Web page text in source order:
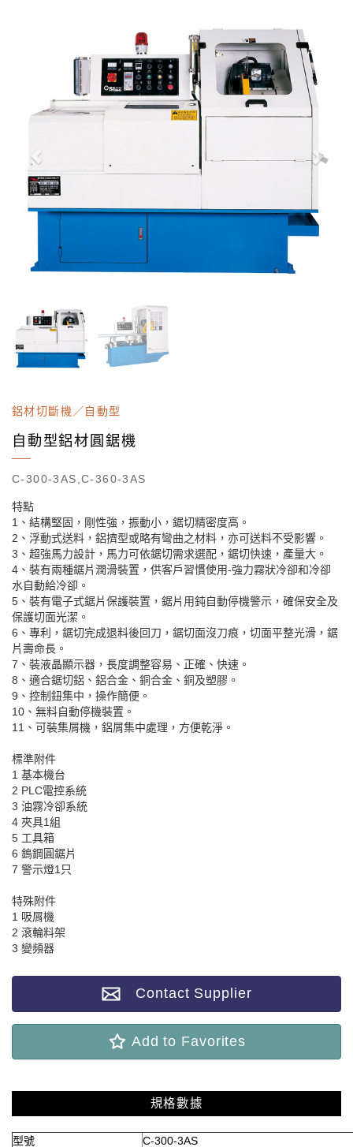
鋁材切斷機／自動型
自動型鋁材圓鋸機
C-300-3AS,C-360-3AS
特點
1、結構堅固，剛性強，振動小，鋸切精密度高。
2、浮動式送料，鋁擠型或略有彎曲之材料，亦可送料不受影響。
3、超強馬力設計，馬力可依鋸切需求選配，鋸切快速，產量大。
4、裝有兩種鋸片潤滑裝置，供客戶習慣使用-強力霧狀冷卻和冷卻
水自動給冷卻。
5、裝有電子式鋸片保護裝置，鋸片用鈍自動停機警示，確保安全及
保護切面光潔。
6、專利，鋸切完成退料後回刀，鋸切面沒刀痕，切面平整光滑，鋸
片壽命長。
7、裝液晶顯示器，長度調整容易、正確、快速。
8、適合鋸切鋁、鋁合金、銅合金、銅及塑膠。
9、控制鈕集中，操作簡便。
10、無料自動停機裝置。
11、可裝集屑機，鋁屑集中處理，方便乾淨。
標準附件
1 基本機台
2 PLC電控系統
3 油霧冷卻系統
4 夾具1組
5 工具箱
6 鎢鋼圓鋸片
7 警示燈1只
特殊附件
1 吸屑機
2 滾輪料架
3 變頻器
Contact Supplier
Add to Favorites
規格數據
型號 C-300-3AS